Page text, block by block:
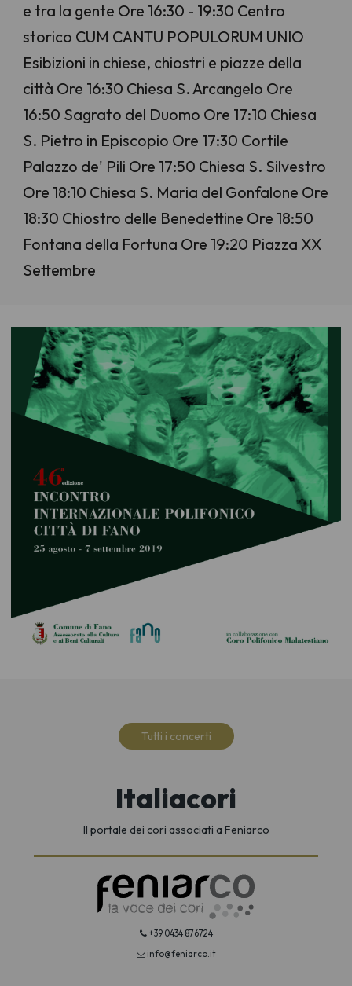
e tra la gente Ore 16:30 - 19:30 Centro
storico CUM CANTU POPULORUM UNIO
Esibizioni in chiese, chiostri e piazze della
città Ore 16:30 Chiesa S. Arcangelo Ore
16:50 Sagrato del Duomo Ore 17:10 Chiesa
S. Pietro in Episcopio Ore 17:30 Cortile
Palazzo de' Pili Ore 17:50 Chiesa S. Silvestro
Ore 18:10 Chiesa S. Maria del Gonfalone Ore
18:30 Chiostro delle Benedettine Ore 18:50
Fontana della Fortuna Ore 19:20 Piazza XX
Settembre
Tutti i concerti
Italiacori
Il portale dei cori associati a Feniarco
+39 0434 876724
info@feniarco.it